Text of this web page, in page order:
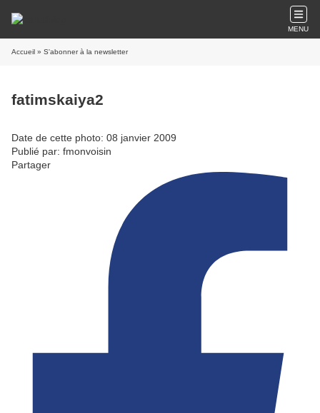
MENU
Accueil » S'abonner à la newsletter
fatimskaiya2
Date de cette photo: 08 janvier 2009
Publié par: fmonvoisin
Partager